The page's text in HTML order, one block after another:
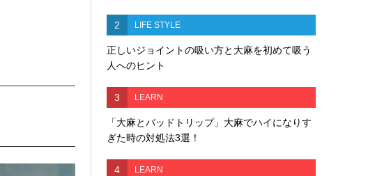
2 LIFE STYLE
正しいジョイントの吸い方と大麻を初めて吸う
人へのヒント
3 LEARN
「大麻とバッドトリップ」大麻でハイになりす
ぎた時の対処法3選！
4 LEARN